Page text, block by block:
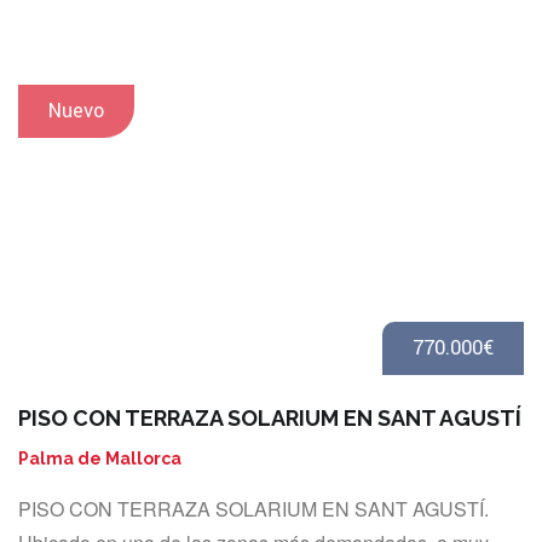
Nuevo
770.000€
PISO CON TERRAZA SOLARIUM EN SANT AGUSTÍ
Palma de Mallorca
PISO CON TERRAZA SOLARIUM EN SANT AGUSTÍ.